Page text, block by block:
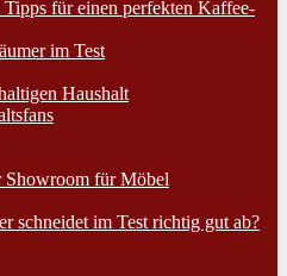
Tipps für einen perfekten Kaffee-
im Test
Haushalt
Showroom für Möbel
schneidet im Test richtig gut ab?